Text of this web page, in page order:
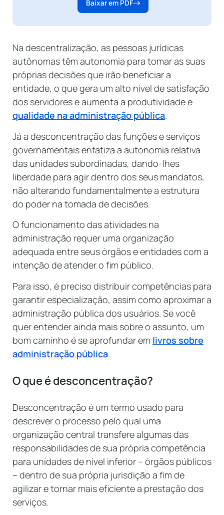
Baixar em PDF
Na descentralização, as pessoas jurídicas
autônomas têm autonomia para tomar as suas
próprias decisões que irão beneficiar a
entidade, o que gera um alto nível de satisfação
dos servidores e aumenta a produtividade e
qualidade na administração pública.
Já a desconcentração das funções e serviços
governamentais enfatiza a autonomia relativa
das unidades subordinadas, dando-lhes
liberdade para agir dentro dos seus mandatos,
não alterando fundamentalmente a estrutura
do poder na tomada de decisões.
O funcionamento das atividades na
administração requer uma organização
adequada entre seus órgãos e entidades com a
intenção de atender o fim público.
Para isso, é preciso distribuir competências para
garantir especialização, assim como aproximar a
administração pública dos usuários. Se você
quer entender ainda mais sobre o assunto, um
bom caminho é se aprofundar em livros sobre
administração pública.
O que é desconcentração?
Desconcentração é um termo usado para
descrever o processo pelo qual uma
organização central transfere algumas das
responsabilidades de sua própria competência
para unidades de nível inferior – órgãos públicos
– dentro de sua própria jurisdição a fim de
agilizar e tornar mais eficiente a prestação dos
serviços.